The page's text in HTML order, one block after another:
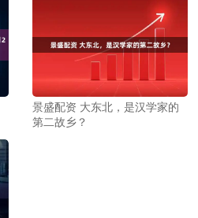
景盛配资 大东北，是汉学家的
第二故乡？